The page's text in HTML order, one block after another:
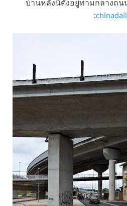
บ้านหลังนี้ตั้งอยู่ท่ามกลางถน
: